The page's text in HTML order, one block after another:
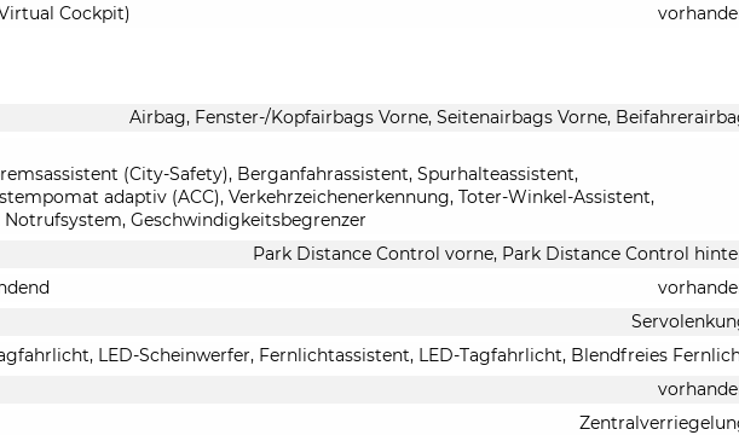
Cockpit)
Airbag, Fenster-/Kopfairbags Vorne, Seitenairbags Vorne,
(City-Safety), Berganfahrassistent, Spurhalteassistent,
adaptiv (ACC), Verkehrzeichenerkennung, Toter-Winkel-Assistent,
Geschwindigkeitsbegrenzer
Park Distance Control vorne, Park Distance Control
LED-Scheinwerfer, Fernlichtassistent, LED-Tagfahrlicht, Blendfreies